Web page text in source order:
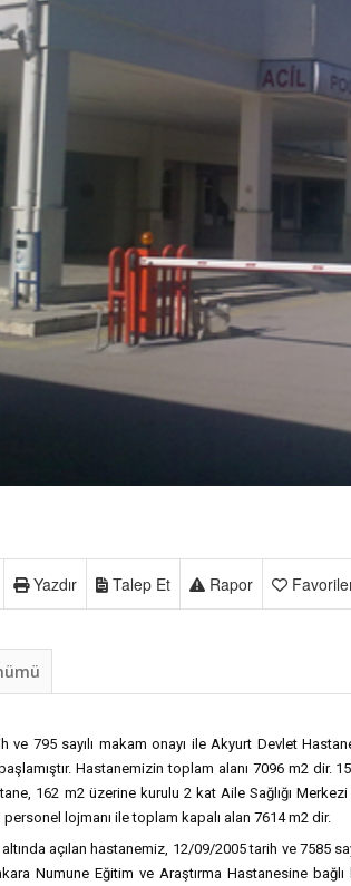
Rapor
Talep Et
Yazdır
ve 795 sayılı makam onayı ile Akyurt Devlet
Hastanemizin toplam alanı 7096 m2 dir.
162 m2 üzerine kurulu 2 kat Aile Sağlığı Merkezi
lojmanı ile toplam kapalı alan 7614 m2 dir.
açılan hastanemiz, 12/09/2005 tarih ve 7585
Numune Eğitim ve Araştırma Hastanesine bağlı